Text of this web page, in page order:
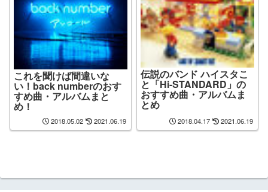
これを聞けば間違いな
い！back numberのおす
すめ曲・アルバムまと
め！
2018.05.02 2021.06.19
伝説のバンド ハイスタこ
と「Hi-STANDARD」の
おすすめ曲・アルバムま
とめ
2018.04.17 2021.06.19